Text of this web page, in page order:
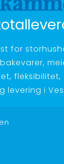
for
levering i